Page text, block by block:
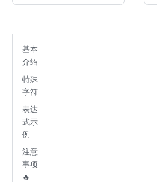
基本
介绍
特殊
字符
表达
式示
例
注意
事项
🔥